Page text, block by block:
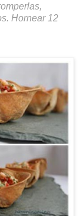
Hornear 12